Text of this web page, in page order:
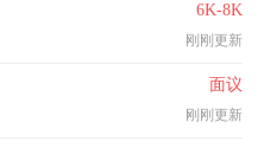
6K-8K
刚刚更新
面议
刚刚更新